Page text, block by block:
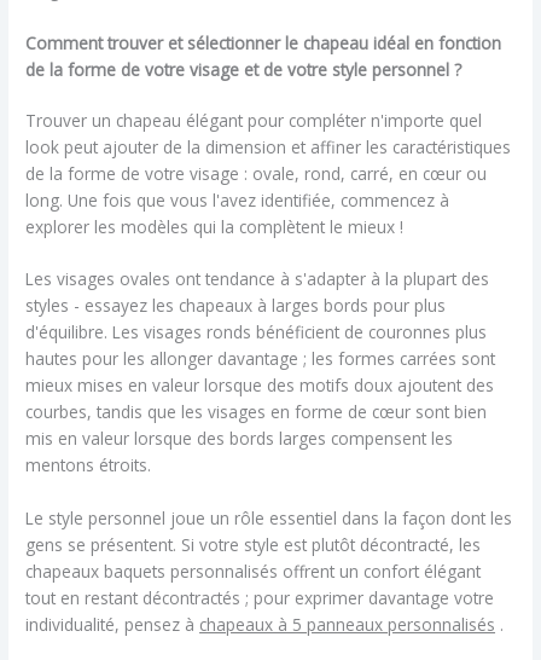
Comment trouver et sélectionner le chapeau idéal en fonction
de la forme de votre visage et de votre style personnel ?
Trouver un chapeau élégant pour compléter n'importe quel
look peut ajouter de la dimension et affiner les caractéristiques
de la forme de votre visage : ovale, rond, carré, en cœur ou
long. Une fois que vous l'avez identifiée, commencez à
explorer les modèles qui la complètent le mieux !
Les visages ovales ont tendance à s'adapter à la plupart des
styles - essayez les chapeaux à larges bords pour plus
d'équilibre. Les visages ronds bénéficient de couronnes plus
hautes pour les allonger davantage ; les formes carrées sont
mieux mises en valeur lorsque des motifs doux ajoutent des
courbes, tandis que les visages en forme de cœur sont bien
mis en valeur lorsque des bords larges compensent les
mentons étroits.
Le style personnel joue un rôle essentiel dans la façon dont les
gens se présentent. Si votre style est plutôt décontracté, les
chapeaux baquets personnalisés offrent un confort élégant
tout en restant décontractés ; pour exprimer davantage votre
individualité, pensez à chapeaux à 5 panneaux personnalisés .